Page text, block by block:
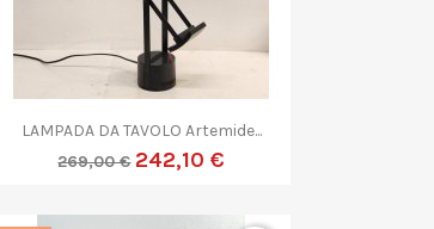
Anteprima
LAMPADA DA TAVOLO Artemide...
269,00 € 242,10 €